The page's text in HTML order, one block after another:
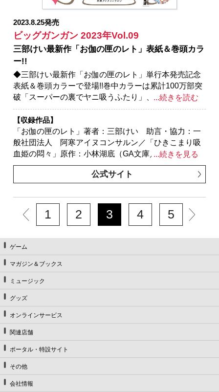
画：大堀ユタカ キャラクター原案：keepout／「君に
二度目のさよならを。」原作：タナカトモ 作画：蛸
2023.8.25発売
ビッグガンガン 2023年Vol.09
三部けい最新作「お伽の匣のレト」表紙＆巻頭カラ
ー!!
◆三部けい最新作「お伽の匣のレト」単行本発売記念
表紙＆巻頭カラーで登場!!巻中カラーは累計100万部突
破「スーパーの裏でヤニ吸うふたり」、マンガUP！よ
り出張掲載「Holoearth Chronicles Side:E ヤマト神想
怪異譚」２作品!!
※紙で発行した雑誌と、掲載内容が一部異なる場合が
ございます。特別付録はついておりません。またプレ
ゼント、アンケートなどへの応募はできません。
※表紙は紙で発行した雑誌と同一のものです。
...続きを読む
【収録作品】
「お伽の匣のレト」著者：三部けい 助言・協力：一
般社団法人 阿寒アイヌコンサルン／「ひきこまり吸
血姫の悶々」原作：小林湖底（GA文庫／ＳＢクリエイ
ティブ刊） キャラクター原案・漫画：りいちゅ／
「ゴブリンスレイヤー」原作：蝸牛くも（GA文庫／Ｓ
ー原案：神奈月昇／「モスクワ2160」原作：蝸牛くも
(GA文庫/SBクリエイティブ刊) 作画：関根光太郎
キャラクター原案：神奈月昇／「薬屋のひとりごと」
ス） 作画：ねこクラゲ 構成：七緒一綺 キャラク
ター原案：しのとうこ／「獄卒クラーケン」原作：タ
カヒロ 作画：戸流ケイ／「怜-Toki-」原案：小林立
漫画：めきめき／「SHIORI EXPERIENCE ジミなわた
しとヘンなおじさん」長田悠幸 町田一八／「君に二
度目のさよならを。」原作：タナカトモ 作画：蛸川
蛸丸／「スーパーの裏でヤニ吸うふたり」地主／「ロ
クレイ -天成市りんね区役所第六感部助霊課活動記-」
地主／「ハイスコアガール DASH」押切蓮介／「俺よ
り弱いやつに会いに行く」押切蓮介／「父は英雄、母
は精霊、娘の私は転生者。」原作：松浦（カドカワ
BOOKS） 作画：大堀ユタカ キャラクター原案：
異譚」漫画：黒瀬浩介 脚本：黒瀬浩介＆枢木ユウ
...続きを見る
公式サイト
1 2 3 4 5
ゲーム
マガジン＆ブックス
ミュージック
グッズ
オンラインサービス
関連店舗
ポータル・特設サイト
その他
会社情報